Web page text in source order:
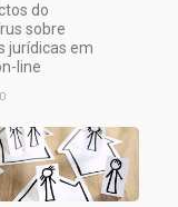
do
sobre
jurídicas em
line